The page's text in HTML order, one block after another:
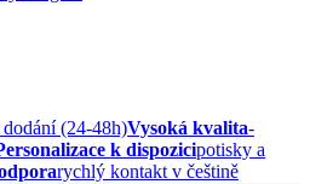
(24-48h)Vysoká kvalita-
k dispozicipotisky a
rychlý kontakt v češtině